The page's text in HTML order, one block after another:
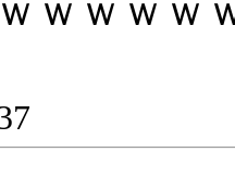
ｗｗｗｗ